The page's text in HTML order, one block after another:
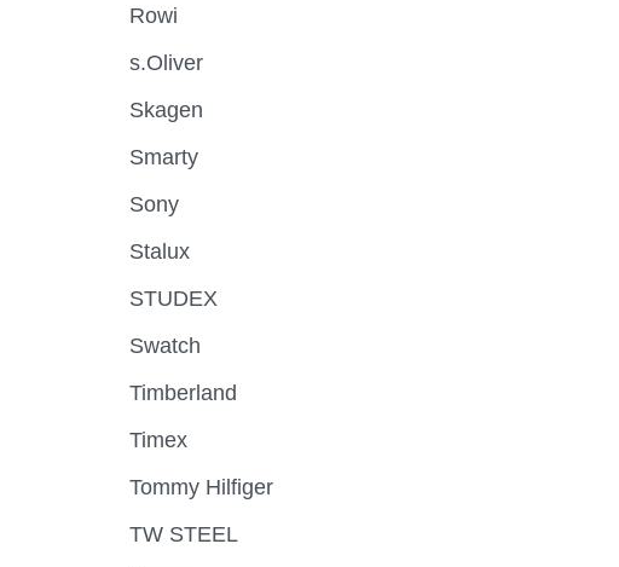
Rowi
s.Oliver
Skagen
Smarty
Sony
Stalux
STUDEX
Swatch
Timberland
Timex
Tommy Hilfiger
TW STEEL